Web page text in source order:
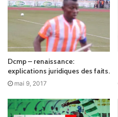
Dcmp – renaissance:
explications juridiques des faits.
mai 9, 2017